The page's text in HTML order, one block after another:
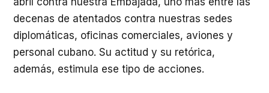
decenas de atentados contra nuestras sedes
diplomáticas, oficinas comerciales, aviones y
personal cubano. Su actitud y su retórica,
además, estimula ese tipo de acciones.